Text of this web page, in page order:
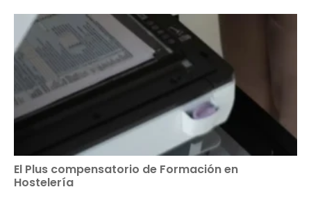
El Plus compensatorio de Formación en
Hostelería